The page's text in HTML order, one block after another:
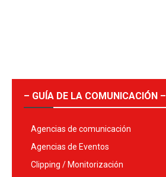
– GUÍA DE LA COMUNICACIÓN –
Agencias de comunicación
Agencias de Eventos
Clipping / Monitorización